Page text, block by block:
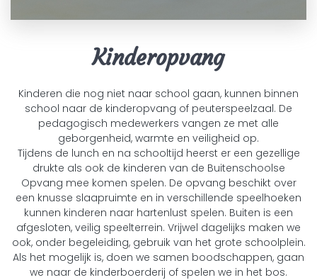
Kinderopvang
Kinderen die nog niet naar school gaan, kunnen binnen
school naar de kinderopvang of peuterspeelzaal. De
pedagogisch medewerkers vangen ze met alle
geborgenheid, warmte en veiligheid op.
Tijdens de lunch en na schooltijd heerst er een gezellige
drukte als ook de kinderen van de Buitenschoolse
Opvang mee komen spelen. De opvang beschikt over
een knusse slaapruimte en in verschillende speelhoeken
kunnen kinderen naar hartenlust spelen. Buiten is een
afgesloten, veilig speelterrein. Vrijwel dagelijks maken we
ook, onder begeleiding, gebruik van het grote schoolplein.
Als het mogelijk is, doen we samen boodschappen, gaan
we naar de kinderboerderij of spelen we in het bos.